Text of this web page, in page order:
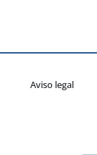
Aviso legal